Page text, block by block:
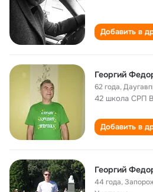
Добавить в
Георгий
62 года,
42 школа СРП
Добавить в
Георгий
44 года,